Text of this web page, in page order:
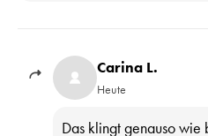
Carina L.
Heute
Das klingt genauso wie